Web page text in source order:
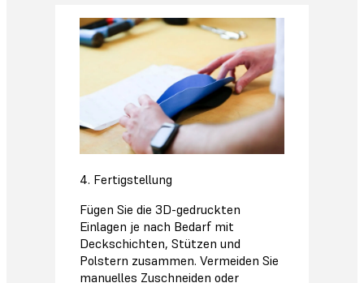
4. Fertigstellung
Fügen Sie die 3D-gedruckten
Einlagen je nach Bedarf mit
Deckschichten, Stützen und
Polstern zusammen. Vermeiden Sie
manuelles Zuschneiden oder